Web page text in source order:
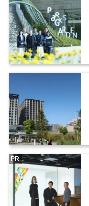
PR